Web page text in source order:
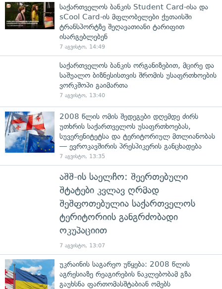
საქართველოს ბანკის Student Card-ისა და
sCool Card-ის მფლობელები ქუთაისში
ტრანსპორტზე შეღავათიანი ტარიფით
ისარგებლებენ
7 აგვისტო, 14:49
საქართველოს ბანკის ორგანიზებით, მცირე და
საშუალო ბიზნესისთვის შრომის უსაფრთხოების
ვორკშოპი გაიმართა
7 აგვისტო, 13:40
2008 წლის ომის შედეგები დღემდე ძირს
უთხრის საქართველოს უსაფრთხოებას,
სუვერენიტეტსა და ტერიტორიულ მთლიანობას
— ევროკავშირის პრესპიკერის განცხადება
7 აგვისტო, 13:35
აშშ-ის საელჩო: შეერთებული
შტატები კვლავ ღრმად
შეშფოთებულია საქართველოს
ტერიტორიის განგრძობადი
ოკუპაციით
7 აგვისტო, 13:07
უკრაინის საგარეო უწყება: 2008 წლის
აგრესიაზე რეაგირების ნაკლებობამ გზა
გაუხსნა ფართომასშტაბიან ომებს